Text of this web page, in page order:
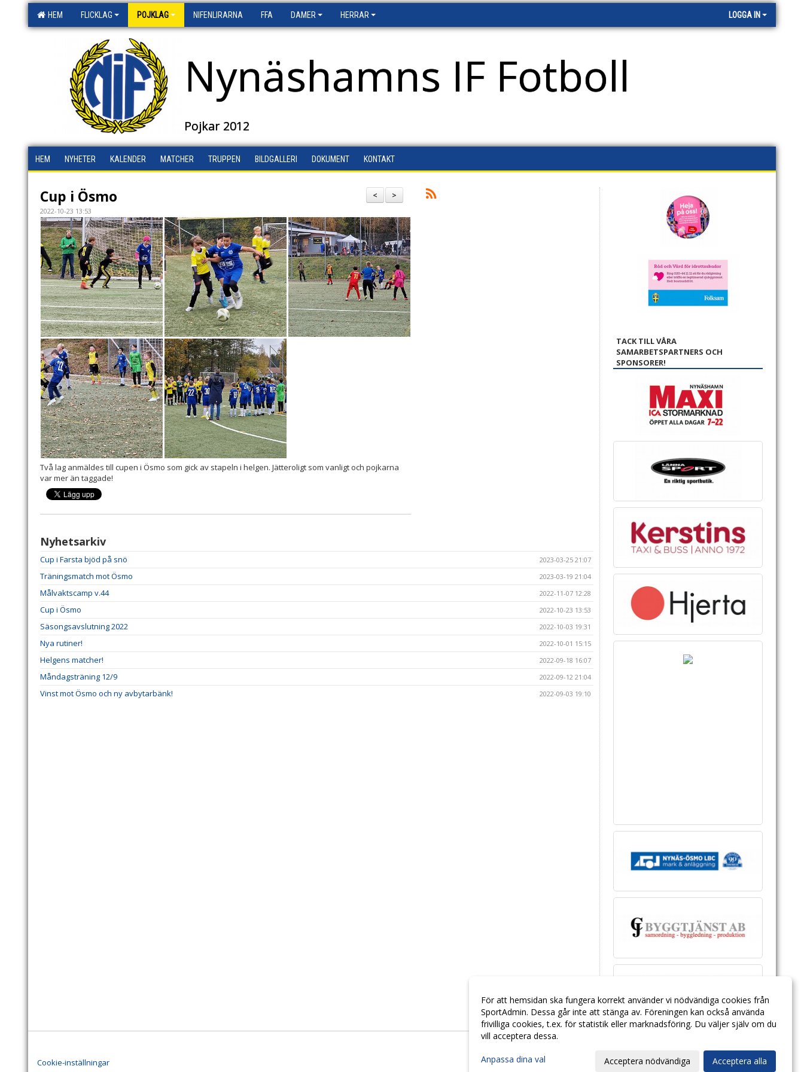
HEM FLICKLAG POJKLAG NIFENLIRARNA FFA DAMER HERRAR LOGGA IN
Nynäshamns IF Fotboll
Pojkar 2012
HEM NYHETER KALENDER MATCHER TRUPPEN BILDGALLERI DOKUMENT KONTAKT
>
<
Cup i Ösmo
2022-10-23 13:53
Två lag anmäldes till cupen i Ösmo som gick av stapeln i helgen. Jätteroligt som vanligt och pojkarna
var mer än taggade!
Nyhetsarkiv
Cup i Farsta bjöd på snö 2023-03-25 21:07
Träningsmatch mot Ösmo 2023-03-19 21:04
Målvaktscamp v.44 2022-11-07 12:28
Cup i Ösmo 2022-10-23 13:53
Säsongsavslutning 2022 2022-10-03 19:31
Nya rutiner! 2022-10-01 15:15
Helgens matcher! 2022-09-18 16:07
Måndagsträning 12/9 2022-09-12 21:04
Vinst mot Ösmo och ny avbytarbänk! 2022-09-03 19:10
TACK TILL VÅRA
SAMARBETSPARTNERS OCH
SPONSORER!
Cookie-inställningar
För att hemsidan ska fungera korrekt använder vi nödvändiga cookies från
SportAdmin. Dessa går inte att stänga av. Föreningen kan också använda
frivilliga cookies, t.ex. för statistik eller marknadsföring. Du väljer själv om du
vill acceptera dessa.
Anpassa dina val Acceptera nödvändiga Acceptera alla